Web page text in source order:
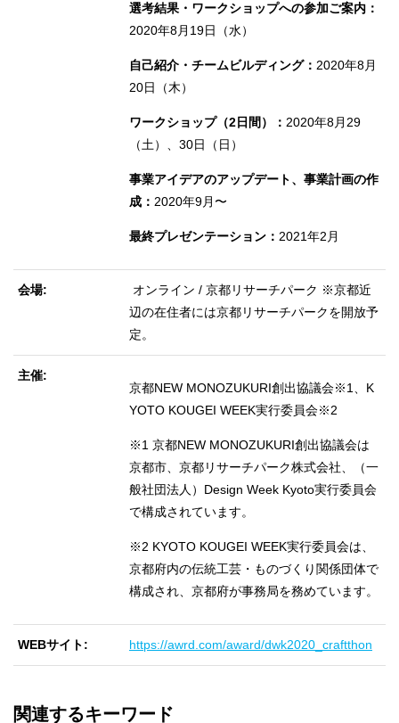
選考結果・ワークショップへの参加ご案内：
2020年8月19日（水）
自己紹介・チームビルディング： 2020年8月
20日（木）
ワークショップ（2日間）： 2020年8月29
（土）、30日（日）
事業アイデアのアップデート、事業計画の作
成： 2020年9月〜
最終プレゼンテーション： 2021年2月
会場
オンライン / 京都リサーチパーク ※京都近
辺の在住者には京都リサーチパークを開放予
定。
主催
京都NEW MONOZUKURI創出協議会※1、K
YOTO KOUGEI WEEK実行委員会※2
※1 京都NEW MONOZUKURI創出協議会は
京都市、京都リサーチパーク株式会社、（一
般社団法人）Design Week Kyoto実行委員会
で構成されています。
※2 KYOTO KOUGEI WEEK実行委員会は、
京都府内の伝統工芸・ものづくり関係団体で
構成され、京都府が事務局を務めています。
WEBサイト https://awrd.com/award/dwk2020_craftthon
関連するキーワード